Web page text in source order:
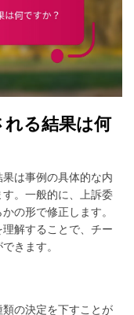
る結果は何
は事例の具体的な内
。一般的に、上訴委
の形で修正します。
解することで、チー
きます。
類の決定を下すことが